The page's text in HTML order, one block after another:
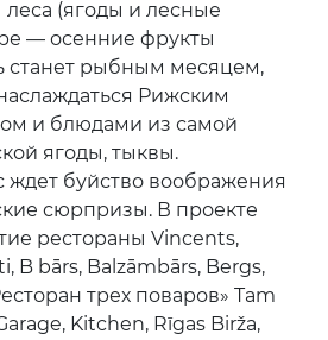
леса (ягоды и лесные
— осенние фрукты
станет рыбным месяцем,
Рижским
и блюдами из самой
ягоды, тыквы.
ждет буйство воображения
сюрпризы. В проекте
рестораны Vincents,
B bārs, Balzāmbārs, Bergs,
трех поваров» Tam
Kitchen, Rīgas Birža,